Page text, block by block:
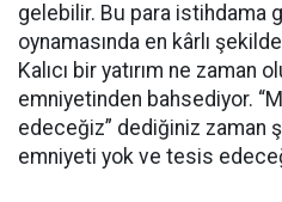
gelebilir. Bu para istihdama
oynamasında en kârlı
Kalıcı bir yatırım ne zaman
emniyetinden bahsediyor.
edeceğiz” dediğiniz zaman
emniyeti yok ve tesis